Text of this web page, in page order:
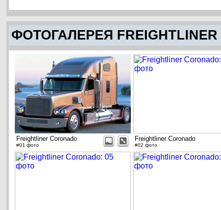
ФОТОГАЛЕРЕЯ FREIGHTLINER
Freightliner Coronado
#01 фото
Freightliner Coronado
#02 фото